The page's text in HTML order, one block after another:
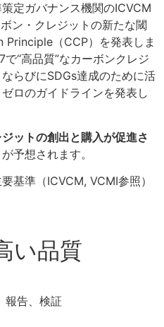
定ガバナンス機関のICVCM
ン・クレジットの新たな閾
（CCP）を発表しま
“高品質”なカーボンクレジ
らびにSDGs達成のために活
ロのガイドラインを発表し
ットの創出と購入が促進さ
予想されます。​
基準（ICVCM, VCMI参照）​
い品質
報告、検証​